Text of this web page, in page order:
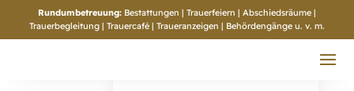
Rundumbetreuung: Bestattungen | Trauerfeiern | Abschiedsräume |
Trauerbegleitung | Trauercafé | Traueranzeigen | Behördengänge u. v. m.